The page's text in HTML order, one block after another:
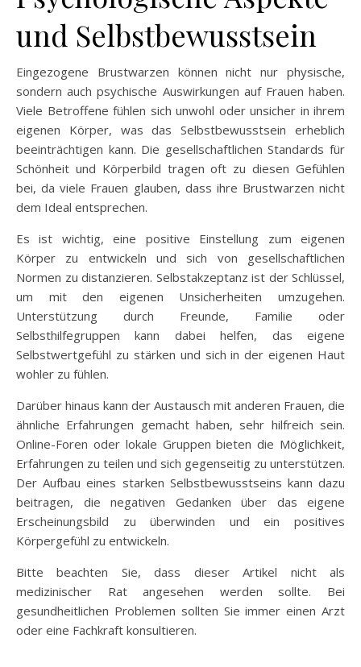
und Selbstbewusstsein
Eingezogene Brustwarzen können nicht nur physische,
sondern auch psychische Auswirkungen auf Frauen haben.
Viele Betroffene fühlen sich unwohl oder unsicher in ihrem
eigenen Körper, was das Selbstbewusstsein erheblich
beeinträchtigen kann. Die gesellschaftlichen Standards für
Schönheit und Körperbild tragen oft zu diesen Gefühlen
bei, da viele Frauen glauben, dass ihre Brustwarzen nicht
dem Ideal entsprechen.
Es ist wichtig, eine positive Einstellung zum eigenen
Körper zu entwickeln und sich von gesellschaftlichen
Normen zu distanzieren. Selbstakzeptanz ist der Schlüssel,
um mit den eigenen Unsicherheiten umzugehen.
Unterstützung durch Freunde, Familie oder
Selbsthilfegruppen kann dabei helfen, das eigene
Selbstwertgefühl zu stärken und sich in der eigenen Haut
wohler zu fühlen.
Darüber hinaus kann der Austausch mit anderen Frauen, die
ähnliche Erfahrungen gemacht haben, sehr hilfreich sein.
Online-Foren oder lokale Gruppen bieten die Möglichkeit,
Erfahrungen zu teilen und sich gegenseitig zu unterstützen.
Der Aufbau eines starken Selbstbewusstseins kann dazu
beitragen, die negativen Gedanken über das eigene
Erscheinungsbild zu überwinden und ein positives
Körpergefühl zu entwickeln.
Bitte beachten Sie, dass dieser Artikel nicht als
medizinischer Rat angesehen werden sollte. Bei
gesundheitlichen Problemen sollten Sie immer einen Arzt
oder eine Fachkraft konsultieren.